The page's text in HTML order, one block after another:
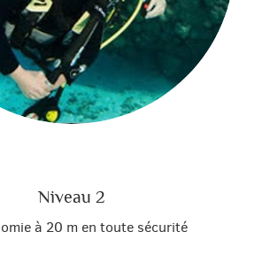
Niveau 2
à 20 m en toute sécurité